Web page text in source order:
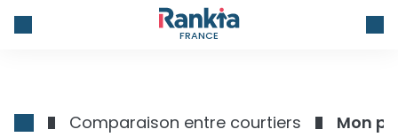
FRANCE
Comparaison entre courtiers Mon